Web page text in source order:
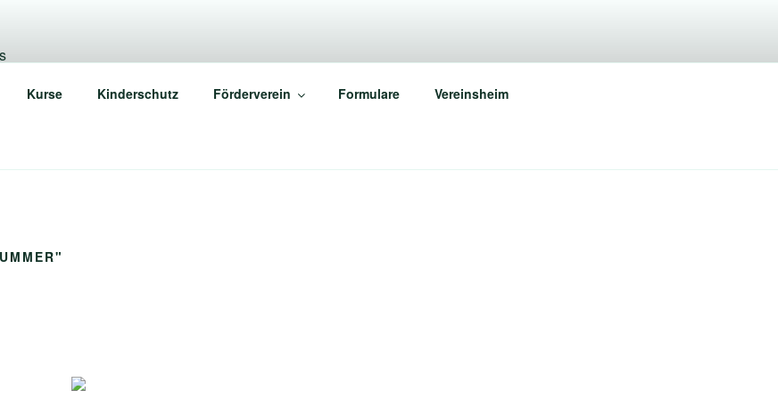
1899 E.V. WEILER/REMS
Kurse Kinderschutz Förderverein Formulare Vereinsheim